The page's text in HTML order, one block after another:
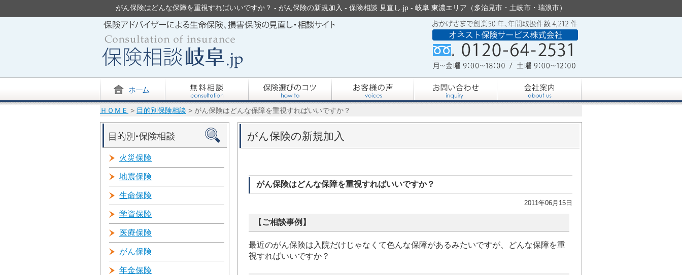
がん保険はどんな保障を重視すればいいですか？ - がん保険の新規加入 - 保険相談 見直し.jp - 岐阜 東濃エリア（多治見市・土岐市・瑞浪市）
ＨＯＭＥ > 目的別保険相談 > がん保険はどんな保障を重視すればいいですか？
がん保険の新規加入
がん保険はどんな保障を重視すればいいですか？
2011年06月15日
【ご相談事例】
最近のがん保険は入院だけじゃなくて色んな保障があるみたいですが、どんな保障を重
視すればいいですか？
火災保険
地震保険
生命保険
学資保険
医療保険
がん保険
年金保険